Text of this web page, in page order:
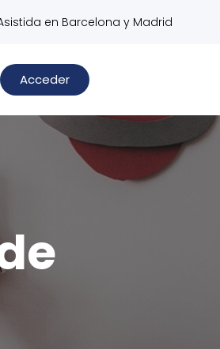
en Barcelona y Madrid
Acceder